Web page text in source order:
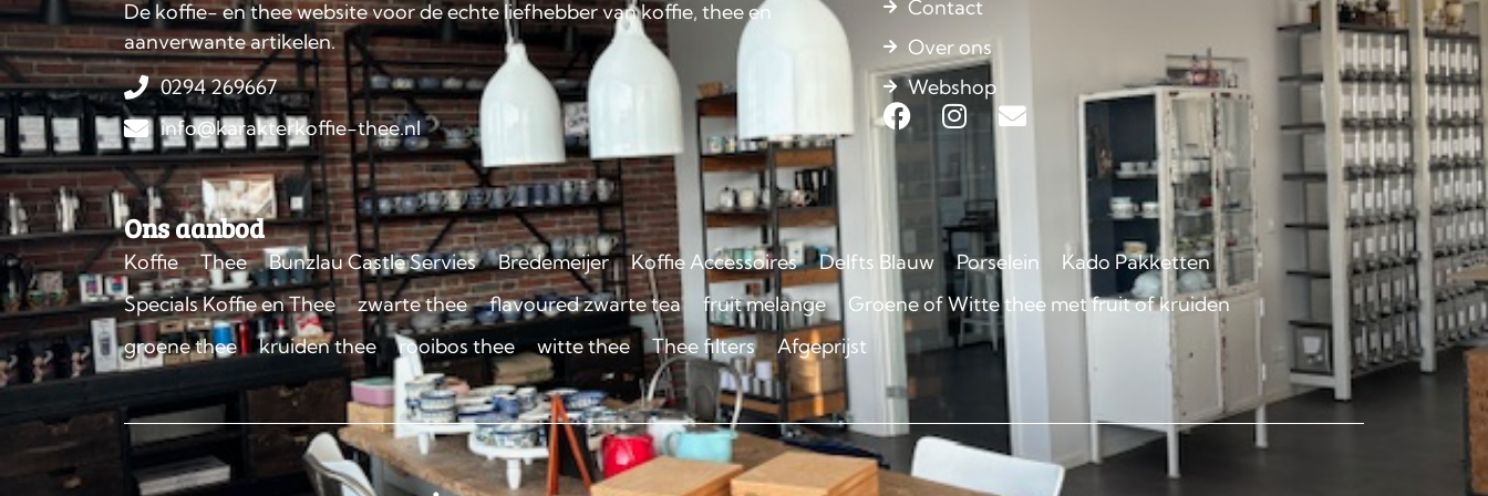
De koffie- en thee website voor de echte liefhebber van koffie, thee en
aanverwante artikelen.
0294 269667
info@karakterkoffie-thee.nl
Contact
Over ons
Webshop
Ons aanbod
Koffie Thee Bunzlau Castle Servies Bredemeijer Koffie Accessoires Delfts Blauw Porselein
Kado Pakketten
Specials Koffie en Thee
zwarte thee flavoured zwarte tea fruit melange
Groene of Witte thee met fruit of kruiden
groene thee
kruiden thee rooibos thee witte thee Thee filters Afgeprijst